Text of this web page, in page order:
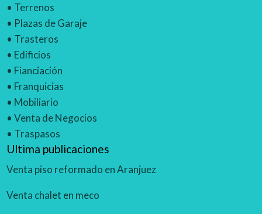
• Terrenos
• Plazas de Garaje
• Trasteros
• Edificios
• Fianciación
• Franquicias
• Mobiliario
• Venta de Negocios
• Traspasos
Ultima publicaciones
Venta piso reformado en Aranjuez
Venta chalet en meco